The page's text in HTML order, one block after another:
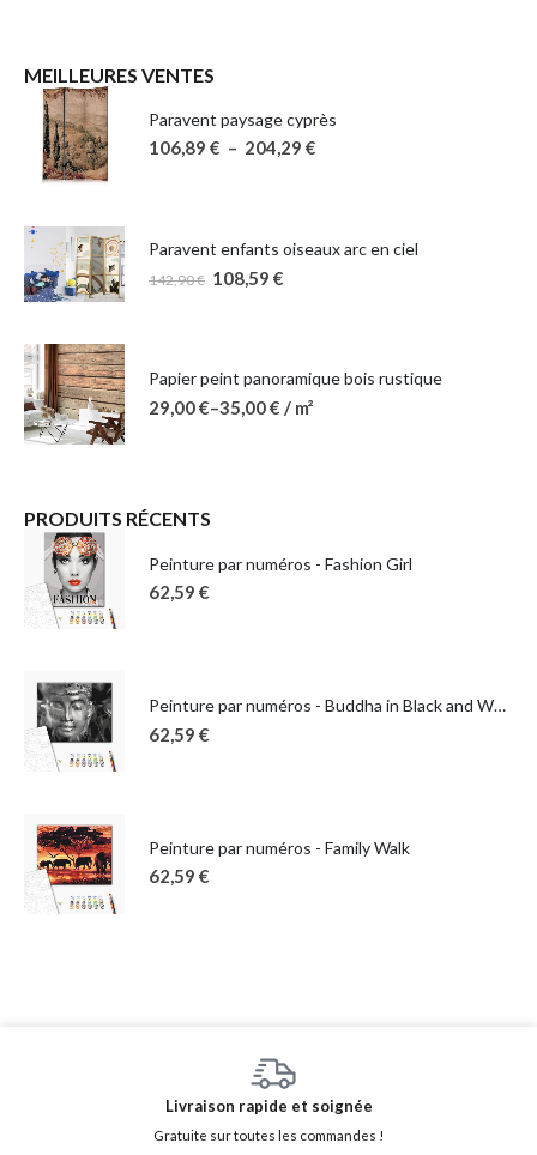
MEILLEURES VENTES
Paravent paysage cyprès
106,89 € – 204,29 €
Paravent enfants oiseaux arc en ciel
142,90€ 108,59 €
Papier peint panoramique bois rustique
29,00€–35,00€ / m²
PRODUITS RÉCENTS
Peinture par numéros - Fashion Girl
62,59 €
Peinture par numéros - Buddha in Black and White
62,59 €
Peinture par numéros - Family Walk
62,59 €
Livraison rapide et soignée
Gratuite sur toutes les commandes !